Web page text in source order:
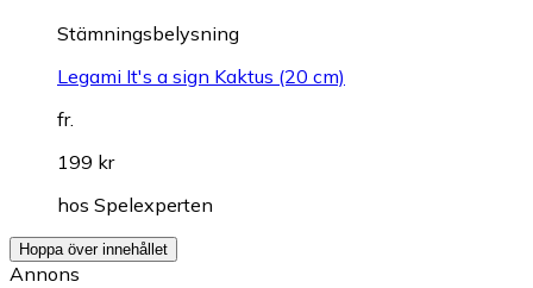
Stämningsbelysning
Legami It's a sign Kaktus (20 cm)
fr.
199 kr
hos Spelexperten
Hoppa över innehållet
Annons